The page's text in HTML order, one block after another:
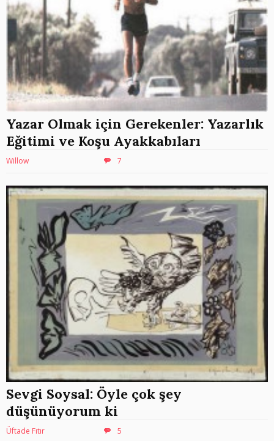
Yazar Olmak için Gerekenler: Yazarlık
Eğitimi ve Koşu Ayakkabıları
Willow 7
Sevgi Soysal: Öyle çok şey
düşünüyorum ki
Üftade Fıtır 5